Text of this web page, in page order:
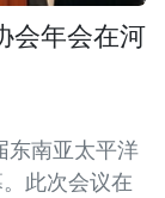
会年会在河
东南亚太平洋
此次会议在